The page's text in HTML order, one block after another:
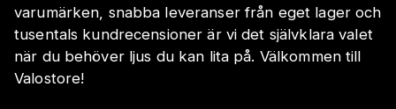
varumärken, snabba leveranser från eget lager och
tusentals kundrecensioner är vi det självklara valet
när du behöver ljus du kan lita på. Välkommen till
Valostore!